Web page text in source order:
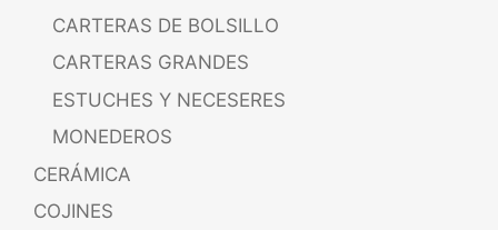
CARTERAS DE BOLSILLO
CARTERAS GRANDES
ESTUCHES Y NECESERES
MONEDEROS
CERÁMICA
COJINES